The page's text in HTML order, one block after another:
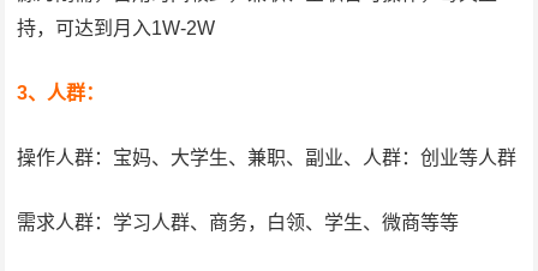
持，可达到月入1W-2W
3、人群：
操作人群：宝妈、大学生、兼职、副业、人群：创业等人群
需求人群：学习人群、商务，白领、学生、微商等等